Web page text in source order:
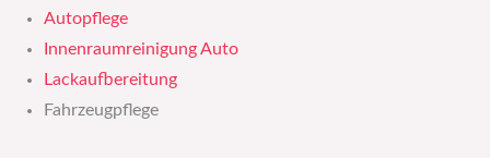
Autopflege
Innenraumreinigung Auto
Lackaufbereitung
Fahrzeugpflege